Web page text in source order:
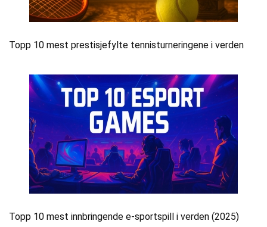
Topp 10 mest prestisjefylte tennisturneringene i verden
Topp 10 mest innbringende e-sportspill i verden (2025)